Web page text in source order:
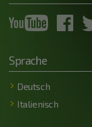
Sprache
Deutsch
Italienisch